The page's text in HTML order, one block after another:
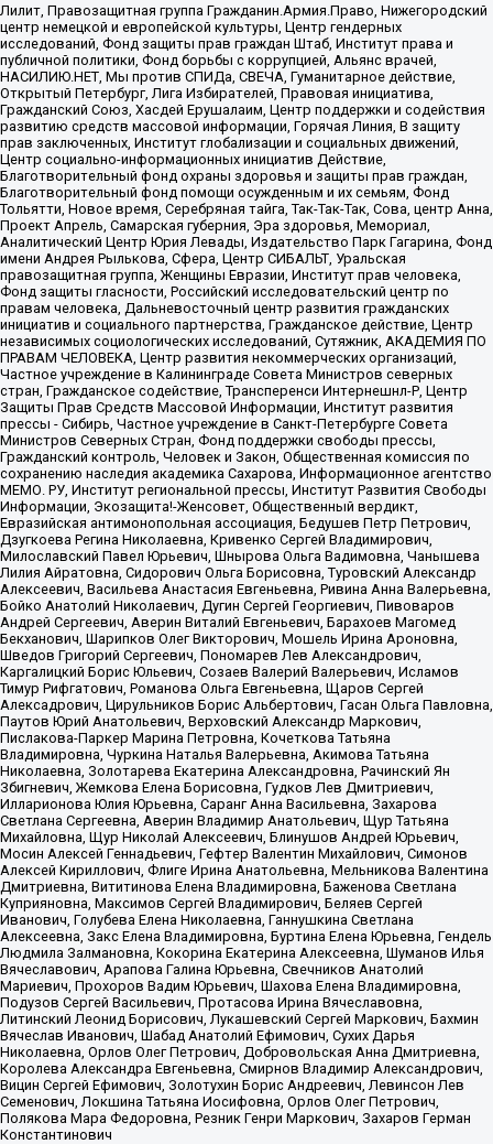
Лилит, Правозащитная группа Гражданин.Армия.Право, Нижегородский
центр немецкой и европейской культуры, Центр гендерных
исследований, Фонд защиты прав граждан Штаб, Институт права и
публичной политики, Фонд борьбы с коррупцией, Альянс врачей,
НАСИЛИЮ.НЕТ, Мы против СПИДа, СВЕЧА, Гуманитарное действие,
Открытый Петербург, Лига Избирателей, Правовая инициатива,
Гражданский Союз, Хасдей Ерушалаим, Центр поддержки и содействия
развитию средств массовой информации, Горячая Линия, В защиту
прав заключенных, Институт глобализации и социальных движений,
Центр социально-информационных инициатив Действие,
Благотворительный фонд охраны здоровья и защиты прав граждан,
Благотворительный фонд помощи осужденным и их семьям, Фонд
Тольятти, Новое время, Серебряная тайга, Так-Так-Так, Сова, центр Анна,
Проект Апрель, Самарская губерния, Эра здоровья, Мемориал,
Аналитический Центр Юрия Левады, Издательство Парк Гагарина, Фонд
имени Андрея Рылькова, Сфера, Центр СИБАЛЬТ, Уральская
правозащитная группа, Женщины Евразии, Институт прав человека,
Фонд защиты гласности, Российский исследовательский центр по
правам человека, Дальневосточный центр развития гражданских
инициатив и социального партнерства, Гражданское действие, Центр
независимых социологических исследований, Сутяжник, АКАДЕМИЯ ПО
ПРАВАМ ЧЕЛОВЕКА, Центр развития некоммерческих организаций,
Частное учреждение в Калининграде Совета Министров северных
стран, Гражданское содействие, Трансперенси Интернешнл-Р, Центр
Защиты Прав Средств Массовой Информации, Институт развития
прессы - Сибирь, Частное учреждение в Санкт-Петербурге Совета
Министров Северных Стран, Фонд поддержки свободы прессы,
Гражданский контроль, Человек и Закон, Общественная комиссия по
сохранению наследия академика Сахарова, Информационное агентство
МЕМО. РУ, Институт региональной прессы, Институт Развития Свободы
Информации, Экозащита!-Женсовет, Общественный вердикт,
Евразийская антимонопольная ассоциация, Бедушев Петр Петрович,
Дзугкоева Регина Николаевна, Кривенко Сергей Владимирович,
Милославский Павел Юрьевич, Шнырова Ольга Вадимовна, Чанышева
Лилия Айратовна, Сидорович Ольга Борисовна, Туровский Александр
Алексеевич, Васильева Анастасия Евгеньевна, Ривина Анна Валерьевна,
Бойко Анатолий Николаевич, Дугин Сергей Георгиевич, Пивоваров
Андрей Сергеевич, Аверин Виталий Евгеньевич, Барахоев Магомед
Бекханович, Шарипков Олег Викторович, Мошель Ирина Ароновна,
Шведов Григорий Сергеевич, Пономарев Лев Александрович,
Каргалицкий Борис Юльевич, Созаев Валерий Валерьевич, Исламов
Тимур Рифгатович, Романова Ольга Евгеньевна, Щаров Сергей
Алексадрович, Цирульников Борис Альбертович, Гасан Ольга Павловна,
Паутов Юрий Анатольевич, Верховский Александр Маркович,
Пислакова-Паркер Марина Петровна, Кочеткова Татьяна
Владимировна, Чуркина Наталья Валерьевна, Акимова Татьяна
Николаевна, Золотарева Екатерина Александровна, Рачинский Ян
Збигневич, Жемкова Елена Борисовна, Гудков Лев Дмитриевич,
Илларионова Юлия Юрьевна, Саранг Анна Васильевна, Захарова
Светлана Сергеевна, Аверин Владимир Анатольевич, Щур Татьяна
Михайловна, Щур Николай Алексеевич, Блинушов Андрей Юрьевич,
Мосин Алексей Геннадьевич, Гефтер Валентин Михайлович, Симонов
Алексей Кириллович, Флиге Ирина Анатольевна, Мельникова Валентина
Дмитриевна, Вититинова Елена Владимировна, Баженова Светлана
Куприяновна, Максимов Сергей Владимирович, Беляев Сергей
Иванович, Голубева Елена Николаевна, Ганнушкина Светлана
Алексеевна, Закс Елена Владимировна, Буртина Елена Юрьевна, Гендель
Людмила Залмановна, Кокорина Екатерина Алексеевна, Шуманов Илья
Вячеславович, Арапова Галина Юрьевна, Свечников Анатолий
Мариевич, Прохоров Вадим Юрьевич, Шахова Елена Владимировна,
Подузов Сергей Васильевич, Протасова Ирина Вячеславовна,
Литинский Леонид Борисович, Лукашевский Сергей Маркович, Бахмин
Вячеслав Иванович, Шабад Анатолий Ефимович, Сухих Дарья
Николаевна, Орлов Олег Петрович, Добровольская Анна Дмитриевна,
Королева Александра Евгеньевна, Смирнов Владимир Александрович,
Вицин Сергей Ефимович, Золотухин Борис Андреевич, Левинсон Лев
Семенович, Локшина Татьяна Иосифовна, Орлов Олег Петрович,
Полякова Мара Федоровна, Резник Генри Маркович, Захаров Герман
Константинович